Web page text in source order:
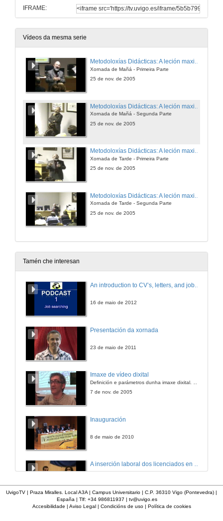
IFRAME:
Vídeos da mesma serie
Metodoloxías Didácticas: A leción maxistral
Xornada de Mañá - Primeira Parte
25 de nov. de 2005
Xornada de Mañá - Segunda Parte
25 de nov. de 2005
Metodoloxías Didácticas: A leción maxistral
Xornada de Tarde - Primeira Parte
25 de nov. de 2005
Xornada de Tarde - Segunda Parte
25 de nov. de 2005
Tamén che interesan
An introduction to CV’s, letters, and job searching
16 de maio de 2012
Presentación da xornada
23 de maio de 2011
Imaxe de vídeo dixital
7 de nov. de 2005
Inauguración
8 de maio de 2010
A inserción laboral dos licenciados en Ciencias do Mar: a carreira investigadora
Apertura do acto
UvigoTV | Praza Miralles. Local A3A | Campus Universitario | C.P. 36310 Vigo (Pontevedra) |
España | Tlf: +34 986811937 | tv@uvigo.es
Accesibilidade | Aviso Legal| Condicións de uso| Política de cookies